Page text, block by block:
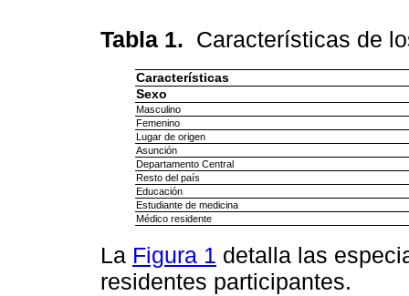
Tabla 1. Características de
Características
Sexo
Masculino
Femenino
Lugar de origen
Asunción
Departamento Central
Resto del país
Educación
Estudiante de medicina
Médico residente
La Figura 1 detalla las
residentes participantes.